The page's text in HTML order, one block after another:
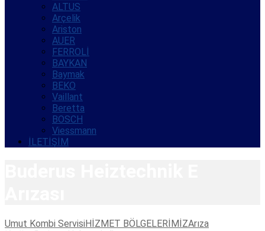
ALTUS
Arçelik
Ariston
AUER
FERROLİ
BAYKAN
Baymak
BEKO
Vaillant
Beretta
BOSCH
Viessmann
İLETİŞİM
Umut Kombi ServisiHİZMET BÖLGELERİMİZArıza